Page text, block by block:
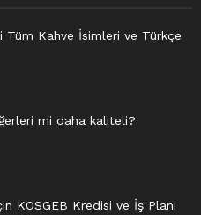
Tüm Kahve İsimleri ve Türkçe
mi daha kaliteli?
KOSGEB Kredisi ve İş Planı